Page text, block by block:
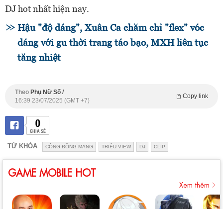
DJ hot nhất hiện nay.
Hậu "độ dáng", Xuân Ca chăm chỉ "flex" vóc
dáng với gu thời trang táo bạo, MXH liên tục
tăng nhiệt
Theo Phụ Nữ Số /
Copy link
16:39 23/07/2025 (GMT +7)
0
CHIA SẺ
TỪ KHÓA CỘNG ĐỒNG MẠNG TRIỆU VIEW DJ CLIP
GAME MOBILE HOT
Xem thêm